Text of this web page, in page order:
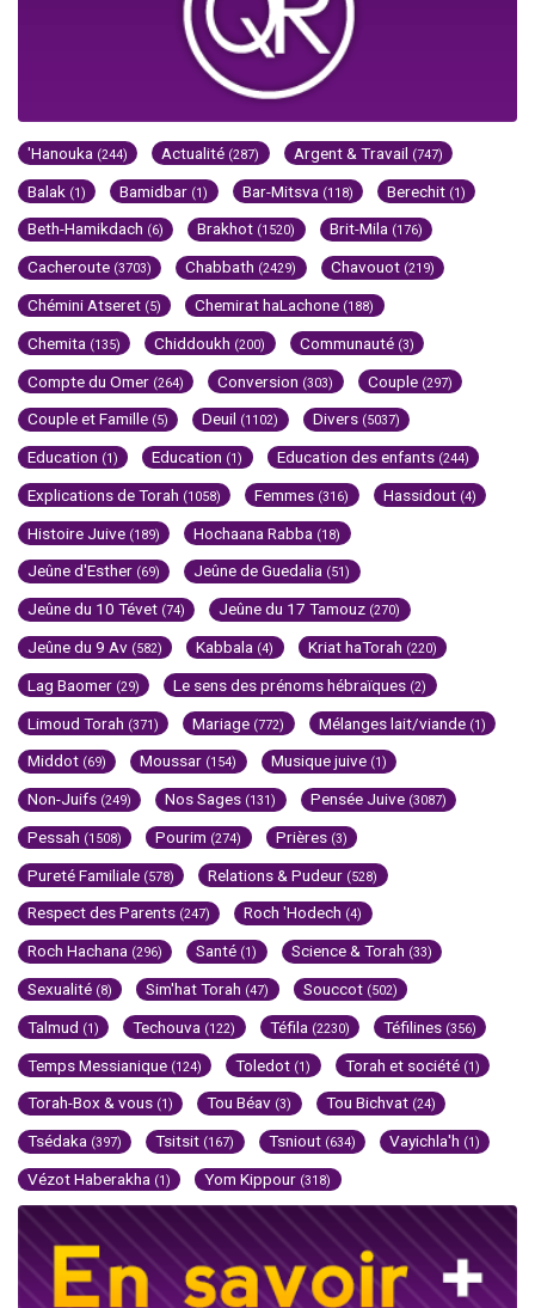
'Hanouka (244) Actualité (287) Argent & Travail (747)
Balak (1) Bamidbar (1) Bar-Mitsva (118) Berechit (1)
Beth-Hamikdach (6) Brakhot (1520) Brit-Mila (176)
Cacheroute (3703) Chabbath (2429) Chavouot (219)
Chémini Atseret (5) Chemirat haLachone (188)
Chemita (135) Chiddoukh (200) Communauté (3)
Compte du Omer (264) Conversion (303) Couple (297)
Couple et Famille (5) Deuil (1102) Divers (5037)
Education (1) Education (1) Education des enfants (244)
Explications de Torah (1058) Femmes (316) Hassidout (4)
Histoire Juive (189) Hochaana Rabba (18)
Jeûne d'Esther (69) Jeûne de Guedalia (51)
Jeûne du 10 Tévet (74) Jeûne du 17 Tamouz (270)
Jeûne du 9 Av (582) Kabbala (4) Kriat haTorah (220)
Lag Baomer (29) Le sens des prénoms hébraïques (2)
Limoud Torah (371) Mariage (772) Mélanges lait/viande (1)
Middot (69) Moussar (154) Musique juive (1)
Non-Juifs (249) Nos Sages (131) Pensée Juive (3087)
Pessah (1508) Pourim (274) Prières (3)
Pureté Familiale (578) Relations & Pudeur (528)
Respect des Parents (247) Roch 'Hodech (4)
Roch Hachana (296) Santé (1) Science & Torah (33)
Sexualité (8) Sim'hat Torah (47) Souccot (502)
Talmud (1) Techouva (122) Téfila (2230) Téfilines (356)
Temps Messianique (124) Toledot (1) Torah et société (1)
Torah-Box & vous (1) Tou Béav (3) Tou Bichvat (24)
Tsédaka (397) Tsitsit (167) Tsniout (634) Vayichla'h (1)
Vézot Haberakha (1) Yom Kippour (318)